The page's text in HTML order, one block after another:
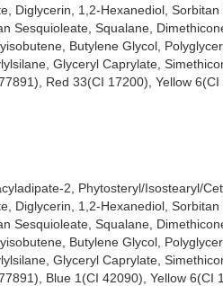
Diglycerin, 1,2-Hexanediol,
Sesquioleate, Squalane,
Butylene Glycol,
Glyceryl Caprylate,
Red 33(CI 17200), Yellow
2, Phytosteryl/Isostearyl/
Diglycerin, 1,2-Hexanediol,
Sesquioleate, Squalane,
Butylene Glycol,
Glyceryl Caprylate,
Blue 1(CI 42090), Yellow 6(CI